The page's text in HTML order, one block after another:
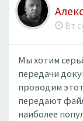
Вт
Мы хотим
передачи
проводим
передают
наиболее